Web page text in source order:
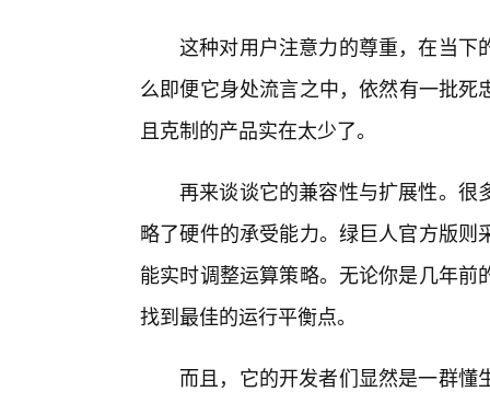
这种对用户注意力的尊重，在当下
么即便它身处流言之中，依然有一批
且克制的产品实在太少了。
再来谈谈它的兼容性与扩展性。很
略了硬件的承受能力。绿巨人官方版
能实时调整运算策略。无论你是几年
找到最佳的运行平衡点。
而且，它的开发者们显然是一群